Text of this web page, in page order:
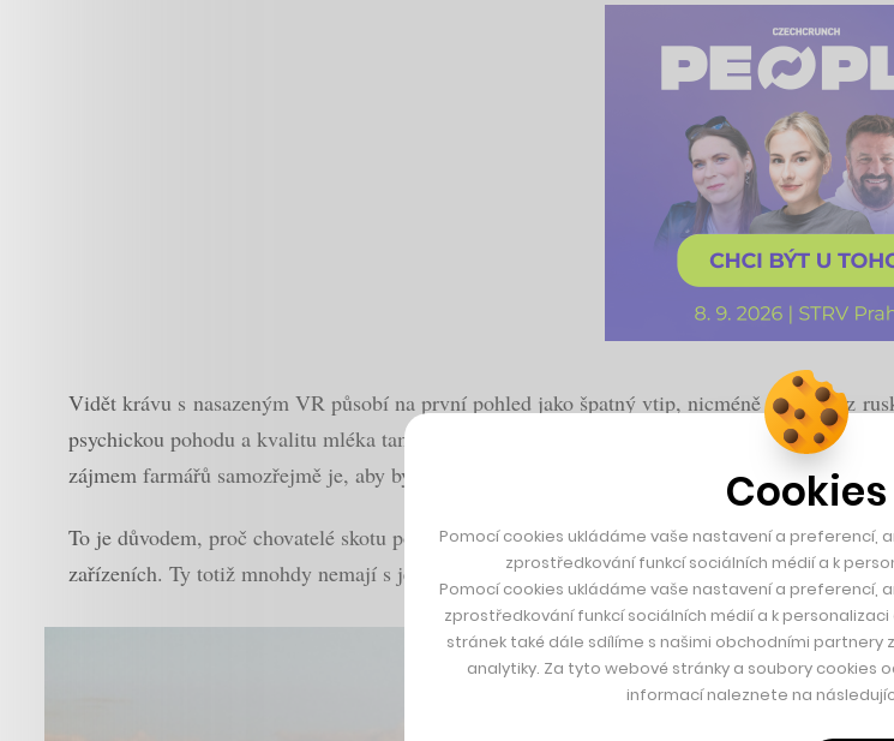
Vidět krávu s nasazeným VR působí na první pohled jako špatný vtip, nicméně na jedné z
psychickou pohodu a kvalitu mléka tamních dojnic. Dřívější
totiž prokázaly, že
zájmem farmářů samozřejmě je, aby byla vždy co nejvyšší.
To je důvodem, proč chovatelé skotu po celém světě přicházejí s nejrůznějšími způsoby, jak
zařízeních. Ty totiž mnohdy nemají s jejich přirozeným prostředím ani trochu/nic
Cookies
Pomocí cookies ukládáme vaše nastavení a preferencí,
zprostředkování funkcí sociálních médií a k
Pomocí cookies ukládáme vaše nastavení a preferencí,
zprostředkování funkcí sociálních médií a k
stránek také dále sdílíme s našimi obchodními partnery
analytiky. Za tyto webové stránky a soubory cookies
informací naleznete na